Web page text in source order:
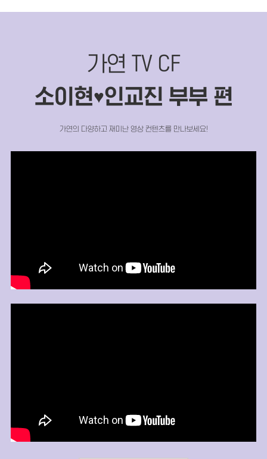
가연 TV CF
소이현♥인교진 부부 편
가연의 다양하고 재미난 영상 컨텐츠를 만나보세요!